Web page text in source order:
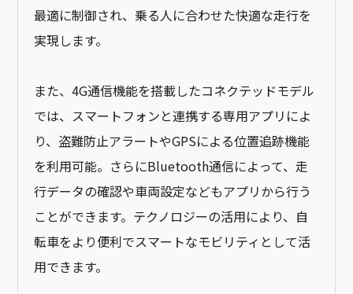
最適に制御され、乗る人に合わせた快適な走行を
実現します。
また、4G通信機能を搭載したコネクテッドモデル
では、スマートフォンと連携する専用アプリによ
り、盗難防止アラートやGPSによる位置追跡機能
を利用可能。さらにBluetooth通信によって、走
行データの確認や車両設定などもアプリから行う
ことができます。テクノロジーの活用により、自
転車をより便利でスマートなモビリティとして活
用できます。